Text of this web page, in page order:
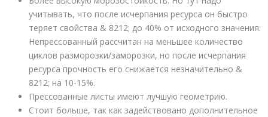
учитывать, что после исчерпания ресурса он быстро
теряет свойства & 8212; до 40% от исходного значения.
Непрессованный рассчитан на меньшее количество
циклов разморозки/заморозки, но после исчерпания
ресурса прочность его снижается незначительно &
8212; на 10-15%.
Прессованные листы имеют лучшую геометрию.
Стоит больше, так как задействовано дополнительное